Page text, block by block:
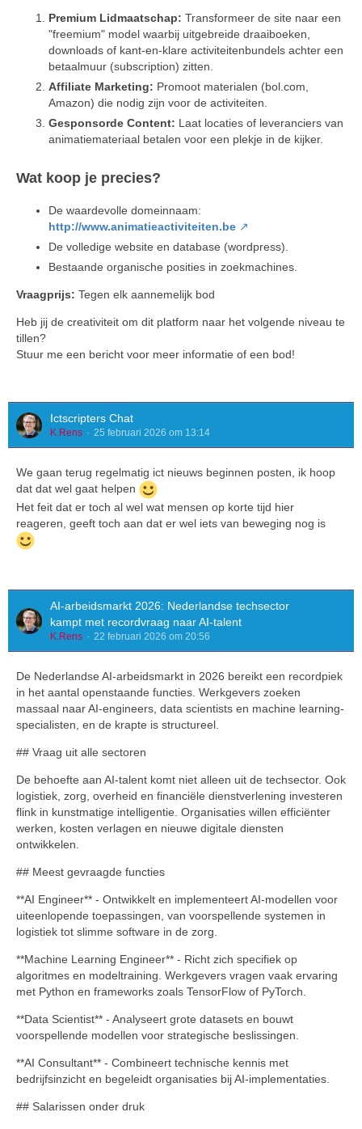
Premium Lidmaatschap: Transformeer de site naar een
"freemium" model waarbij uitgebreide draaiboeken,
downloads of kant-en-klare activiteitenbundels achter een
betaalmuur (subscription) zitten.
Affiliate Marketing: Promoot materialen (bol.com,
Amazon) die nodig zijn voor de activiteiten.
Gesponsorde Content: Laat locaties of leveranciers van
animatiemateriaal betalen voor een plekje in de kijker.
Wat koop je precies?
De waardevolle domeinnaam:
http://www.animatieactiviteiten.be
De volledige website en database (wordpress).
Bestaande organische posities in zoekmachines.
Vraagprijs: Tegen elk aannemelijk bod
Heb jij de creativiteit om dit platform naar het volgende niveau te
tillen?
Stuur me een bericht voor meer informatie of een bod!
Ictscripters Chat
K.Rens 25 februari 2026 om 13:14
We gaan terug regelmatig ict nieuws beginnen posten, ik hoop
dat dat wel gaat helpen
Het feit dat er toch al wel wat mensen op korte tijd hier
reageren, geeft toch aan dat er wel iets van beweging nog is
AI-arbeidsmarkt 2026: Nederlandse techsector
kampt met recordvraag naar AI-talent
K.Rens 22 februari 2026 om 20:56
De Nederlandse AI-arbeidsmarkt in 2026 bereikt een recordpiek
in het aantal openstaande functies. Werkgevers zoeken
massaal naar AI-engineers, data scientists en machine learning-
specialisten, en de krapte is structureel.
## Vraag uit alle sectoren
De behoefte aan AI-talent komt niet alleen uit de techsector. Ook
logistiek, zorg, overheid en financiële dienstverlening investeren
flink in kunstmatige intelligentie. Organisaties willen efficiënter
werken, kosten verlagen en nieuwe digitale diensten
ontwikkelen.
## Meest gevraagde functies
**AI Engineer** - Ontwikkelt en implementeert AI-modellen voor
uiteenlopende toepassingen, van voorspellende systemen in
logistiek tot slimme software in de zorg.
**Machine Learning Engineer** - Richt zich specifiek op
algoritmes en modeltraining. Werkgevers vragen vaak ervaring
met Python en frameworks zoals TensorFlow of PyTorch.
**Data Scientist** - Analyseert grote datasets en bouwt
voorspellende modellen voor strategische beslissingen.
**AI Consultant** - Combineert technische kennis met
bedrijfsinzicht en begeleidt organisaties bij AI-implementaties.
## Salarissen onder druk